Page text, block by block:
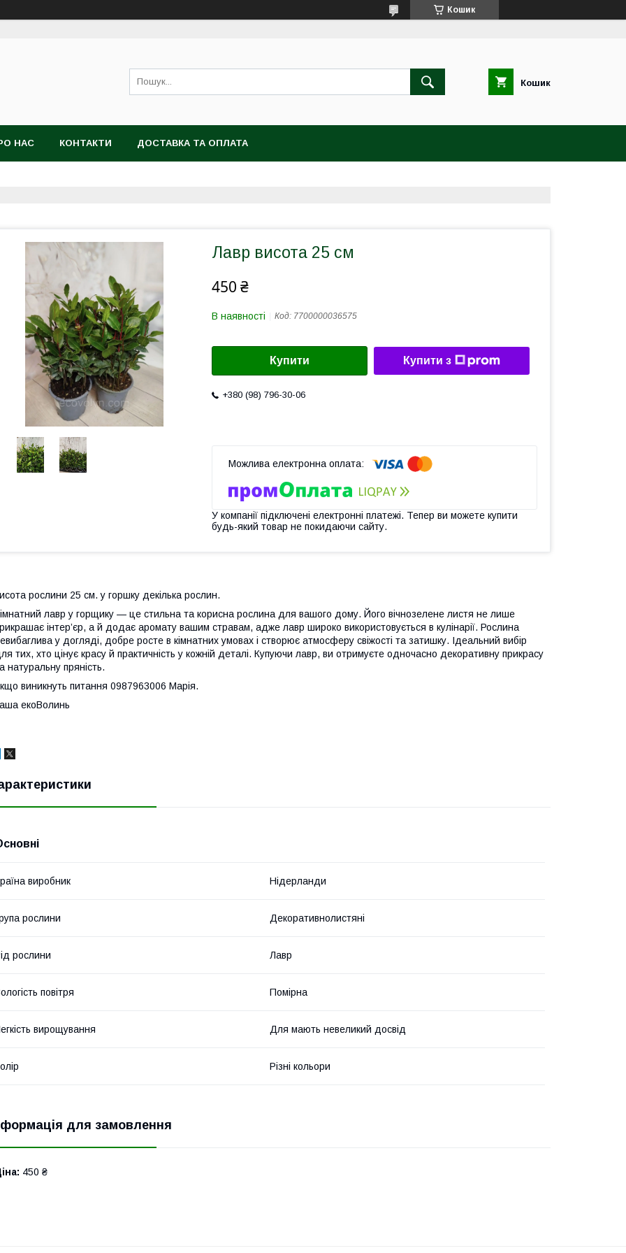
Кошик
Кошик
НАС КОНТАКТИ ДОСТАВКА ТА ОПЛАТА
Лавр висота 25 см
450 ₴
В наявності Код: 7700000036575
Купити Купити з
+380 (98) 796-30-06
У компанії підключені електронні платежі. Тепер ви можете купити
будь-який товар не покидаючи сайту.
рослини 25 см. у горшку декілька рослин.
лавр у горщику — це стильна та корисна рослина для вашого дому. Його вічнозелене листя не лише
інтер’єр, а й додає аромату вашим стравам, адже лавр широко використовується в кулінарії. Рослина
у догляді, добре росте в кімнатних умовах і створює атмосферу свіжості та затишку. Ідеальний вибір
тих, хто цінує красу й практичність у кожній деталі. Купуючи лавр, ви отримуєте одночасно декоративну прикрасу
натуральну пряність.
виникнуть питання 0987963006 Марія.
екоВолинь
виробник Нідерланди
рослини Декоративнолистяні
рослини Лавр
повітря Помірна
вирощування Для мають невеликий досвід
Різні кольори
для замовлення
450 ₴